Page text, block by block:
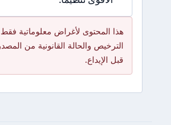
هذا المحتوى لأغراض معلوماتية
الترخيص والحالة القانونية من
قبل الإيداع.